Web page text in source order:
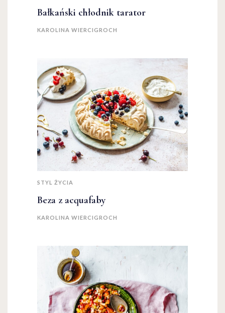
Bałkański chłodnik tarator
KAROLINA WIERCIGROCH
STYL ŻYCIA
Beza z acquafaby
KAROLINA WIERCIGROCH